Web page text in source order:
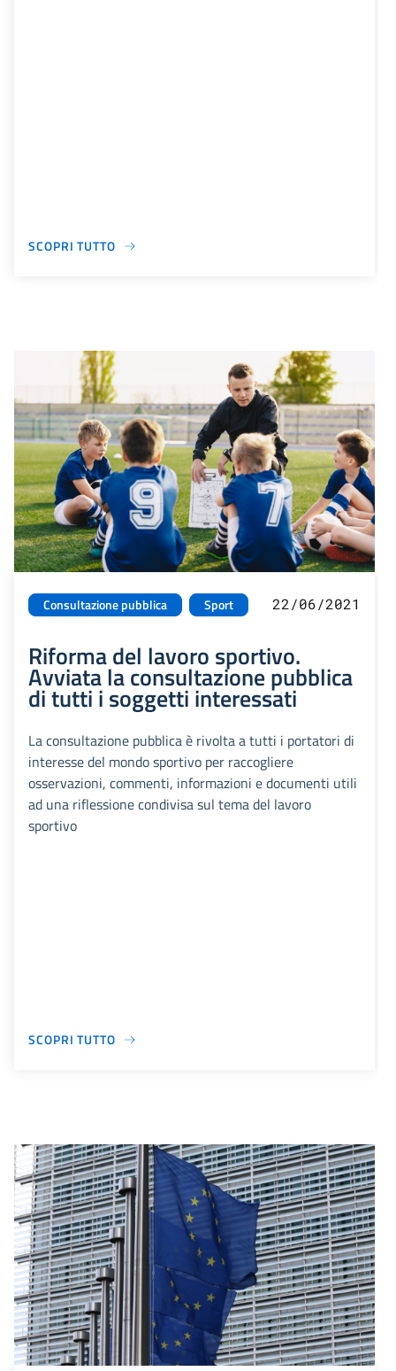
SCOPRI TUTTO
Consultazione pubblica Sport 22/06/2021
Riforma del lavoro sportivo.
Avviata la consultazione pubblica
di tutti i soggetti interessati
La consultazione pubblica è rivolta a tutti i portatori di
interesse del mondo sportivo per raccogliere
osservazioni, commenti, informazioni e documenti utili
ad una riflessione condivisa sul tema del lavoro
sportivo
SCOPRI TUTTO